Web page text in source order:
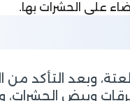
على الحشرات بها.
وبعد التأكد من
وبيض الحشرات،